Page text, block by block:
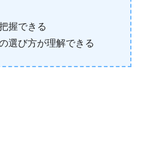
握できる
選び方が理解できる